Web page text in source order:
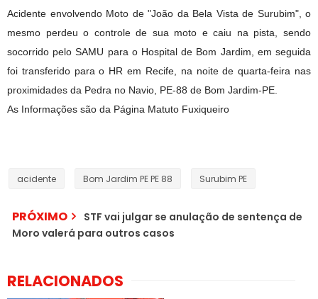
Acidente envolvendo Moto de "João da Bela Vista de Surubim", o
mesmo perdeu o controle de sua moto e caiu na pista, sendo
socorrido pelo SAMU para o Hospital de Bom Jardim, em seguida
foi transferido para o HR em Recife, na noite de quarta-feira nas
proximidades da Pedra no Navio, PE-88 de Bom Jardim-PE.
As Informações são da Página Matuto Fuxiqueiro
acidente Bom Jardim PE PE 88 Surubim PE
PRÓXIMO
STF vai julgar se anulação de sentença de
Moro valerá para outros casos
RELACIONADOS